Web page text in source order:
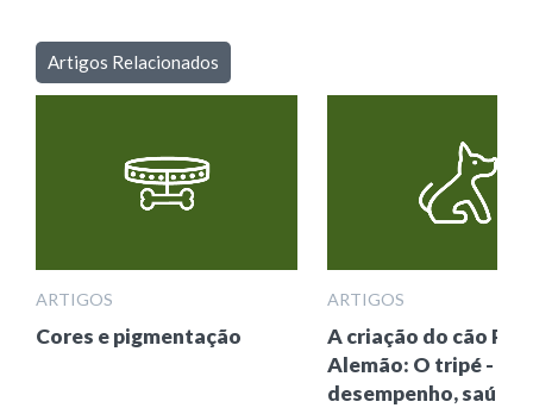
Artigos Relacionados
ARTIGOS
Cores e pigmentação
ARTIGOS
A criação do cão
Alemão: O tripé -
desempenho, saúde,